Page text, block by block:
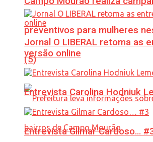
preventivos para mulheres
(5)
Jornal O LIBERAL retoma as
versão online
Entrevista Carolina Hodniuk
Entrevista Gilmar Cardoso…